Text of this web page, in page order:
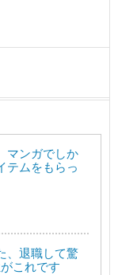
マンガでしか
テムをもらっ
、退職して驚
これです